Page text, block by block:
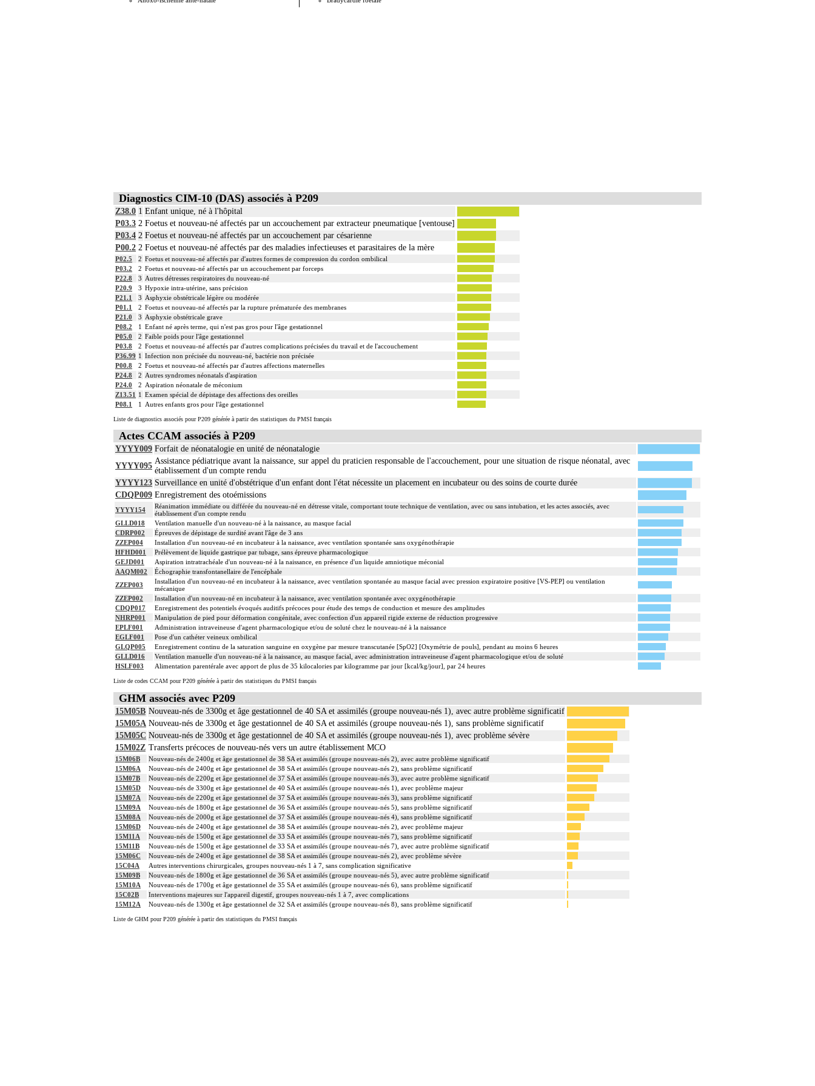
Diagnostics CIM-10 (DAS) associés à P209
Z38.0 1 Enfant unique, né à l'hôpital
P03.3 2 Foetus et nouveau-né affectés par un accouchement par extracteur pneumatique [ventouse]
P03.4 2 Foetus et nouveau-né affectés par un accouchement par césarienne
P00.2 2 Foetus et nouveau-né affectés par des maladies infectieuses et parasitaires de la mère
P02.5 2 Foetus et nouveau-né affectés par d'autres formes de compression du cordon ombilical
P03.2
2 Foetus et nouveau-né affectés par un accouchement par forceps
P22.8
3 Autres détresses respiratoires du nouveau-né
P20.9
3 Hypoxie intra-utérine, sans précision
P21.1
3 Asphyxie obstétricale légère ou modérée
P01.1
2 Foetus et nouveau-né affectés par la rupture prématurée des membranes
P21.0
3 Asphyxie obstétricale grave
P08.2
1 Enfant né après terme, qui n'est pas gros pour l'âge gestationnel
P05.0
2 Faible poids pour l'âge gestationnel
P03.8
2 Foetus et nouveau-né affectés par d'autres complications précisées du travail et de l'accouchement
P36.99 1 Infection non précisée du nouveau-né, bactérie non précisée
P00.8
2 Foetus et nouveau-né affectés par d'autres affections maternelles
P24.8
2 Autres syndromes néonatals d'aspiration
P24.0
2 Aspiration néonatale de méconium
Z13.51 1 Examen spécial de dépistage des affections des oreilles
P08.1
1 Autres enfants gros pour l'âge gestationnel
Liste de diagnostics associés pour P209 générée à partir des statistiques du PMSI français
Actes CCAM associés à P209
YYYY009 Forfait de néonatalogie en unité de néonatalogie
YYYY095
Assistance pédiatrique avant la naissance, sur appel du praticien responsable de l'accouchement, pour une situation de risque néonatal, avec
établissement d'un compte rendu
YYYY123 Surveillance en unité d'obstétrique d'un enfant dont l'état nécessite un placement en incubateur ou des soins de courte durée
CDQP009 Enregistrement des otoémissions
YYYY154
Réanimation immédiate ou différée du nouveau-né en détresse vitale, comportant toute technique de ventilation, avec ou sans intubation, et les actes associés, avec
établissement d'un compte rendu
GLLD018
Ventilation manuelle d'un nouveau-né à la naissance, au masque facial
CDRP002
Épreuves de dépistage de surdité avant l'âge de 3 ans
ZZEP004
Installation d'un nouveau-né en incubateur à la naissance, avec ventilation spontanée sans oxygénothérapie
HFHD001
Prélèvement de liquide gastrique par tubage, sans épreuve pharmacologique
GEJD001
Aspiration intratrachéale d'un nouveau-né à la naissance, en présence d'un liquide amniotique méconial
AAQM002
Échographie transfontanellaire de l'encéphale
ZZEP003
Installation d'un nouveau-né en incubateur à la naissance, avec ventilation spontanée au masque facial avec pression expiratoire positive [VS-PEP] ou ventilation
mécanique
ZZEP002
Installation d'un nouveau-né en incubateur à la naissance, avec ventilation spontanée avec oxygénothérapie
CDQP017
Enregistrement des potentiels évoqués auditifs précoces pour étude des temps de conduction et mesure des amplitudes
NHRP001
Manipulation de pied pour déformation congénitale, avec confection d'un appareil rigide externe de réduction progressive
EPLF001
Administration intraveineuse d'agent pharmacologique et/ou de soluté chez le nouveau-né à la naissance
EGLF001
Pose d'un cathéter veineux ombilical
GLQP005
Enregistrement continu de la saturation sanguine en oxygène par mesure transcutanée [SpO2] [Oxymétrie de pouls], pendant au moins 6 heures
GLLD016
Ventilation manuelle d'un nouveau-né à la naissance, au masque facial, avec administration intraveineuse d'agent pharmacologique et/ou de soluté
HSLF003
Alimentation parentérale avec apport de plus de 35 kilocalories par kilogramme par jour [kcal/kg/jour], par 24 heures
Liste de codes CCAM pour P209 générée à partir des statistiques du PMSI français
GHM associés avec P209
15M05B Nouveau-nés de 3300g et âge gestationnel de 40 SA et assimilés (groupe nouveau-nés 1), avec autre problème significatif
15M05A Nouveau-nés de 3300g et âge gestationnel de 40 SA et assimilés (groupe nouveau-nés 1), sans problème significatif
15M05C Nouveau-nés de 3300g et âge gestationnel de 40 SA et assimilés (groupe nouveau-nés 1), avec problème sévère
15M02Z Transferts précoces de nouveau-nés vers un autre établissement MCO
15M06B
Nouveau-nés de 2400g et âge gestationnel de 38 SA et assimilés (groupe nouveau-nés 2), avec autre problème significatif
15M06A
Nouveau-nés de 2400g et âge gestationnel de 38 SA et assimilés (groupe nouveau-nés 2), sans problème significatif
15M07B
Nouveau-nés de 2200g et âge gestationnel de 37 SA et assimilés (groupe nouveau-nés 3), avec autre problème significatif
15M05D
Nouveau-nés de 3300g et âge gestationnel de 40 SA et assimilés (groupe nouveau-nés 1), avec problème majeur
15M07A
Nouveau-nés de 2200g et âge gestationnel de 37 SA et assimilés (groupe nouveau-nés 3), sans problème significatif
15M09A
Nouveau-nés de 1800g et âge gestationnel de 36 SA et assimilés (groupe nouveau-nés 5), sans problème significatif
15M08A
Nouveau-nés de 2000g et âge gestationnel de 37 SA et assimilés (groupe nouveau-nés 4), sans problème significatif
15M06D
Nouveau-nés de 2400g et âge gestationnel de 38 SA et assimilés (groupe nouveau-nés 2), avec problème majeur
15M11A
Nouveau-nés de 1500g et âge gestationnel de 33 SA et assimilés (groupe nouveau-nés 7), sans problème significatif
15M11B
Nouveau-nés de 1500g et âge gestationnel de 33 SA et assimilés (groupe nouveau-nés 7), avec autre problème significatif
15M06C
Nouveau-nés de 2400g et âge gestationnel de 38 SA et assimilés (groupe nouveau-nés 2), avec problème sévère
15C04A
Autres interventions chirurgicales, groupes nouveau-nés 1 à 7, sans complication significative
15M09B
Nouveau-nés de 1800g et âge gestationnel de 36 SA et assimilés (groupe nouveau-nés 5), avec autre problème significatif
15M10A
Nouveau-nés de 1700g et âge gestationnel de 35 SA et assimilés (groupe nouveau-nés 6), sans problème significatif
15C02B
Interventions majeures sur l'appareil digestif, groupes nouveau-nés 1 à 7, avec complications
15M12A
Nouveau-nés de 1300g et âge gestationnel de 32 SA et assimilés (groupe nouveau-nés 8), sans problème significatif
Liste de GHM pour P209 générée à partir des statistiques du PMSI français